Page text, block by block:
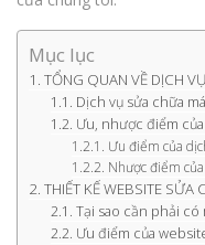
Mục lục
TỔNG QUAN VỀ DỊCH
Dịch vụ sửa chữa
Ưu, nhược điểm
Ưu điểm của
Nhược điểm
THIẾT KẾ WEBSITE SỬA
Tại sao cần phải có
Ưu điểm của